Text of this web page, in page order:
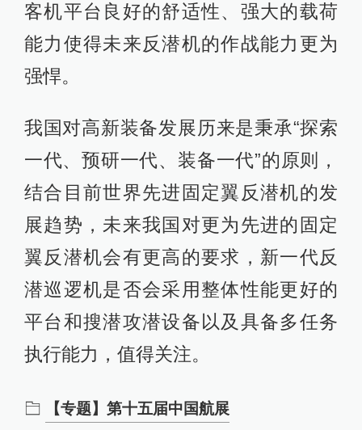
客机平台良好的舒适性、强大的载荷
能力使得未来反潜机的作战能力更为
强悍。
我国对高新装备发展历来是秉承“探索
一代、预研一代、装备一代”的原则，
结合目前世界先进固定翼反潜机的发
展趋势，未来我国对更为先进的固定
翼反潜机会有更高的要求，新一代反
潜巡逻机是否会采用整体性能更好的
平台和搜潜攻潜设备以及具备多任务
执行能力，值得关注。
【专题】第十五届中国航展